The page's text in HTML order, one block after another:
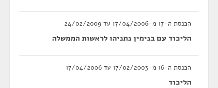
הכנסת ה-17 מ-17/04/2006 עד 24/02/2009
הליכוד עם בנימין נתניהו לראשות הממשלה
הכנסת ה-16 מ-17/02/2003 עד 17/04/2006
הליכוד